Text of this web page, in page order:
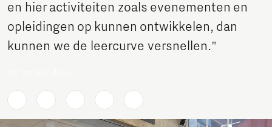
en hier activiteiten zoals evenementen en
opleidingen op kunnen ontwikkelen, dan
kunnen we de leercurve versnellen."